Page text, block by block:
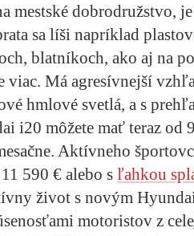
mestské dobrodružstvo,
sa líši napríklad
blatníkoch, ako aj na
viac. Má agresívnejší
hmlové svetlá, a s
i20 môžete mať teraz od
Aktívneho
590 € alebo s ľahkou
život s novým Hyundai
motoristov z